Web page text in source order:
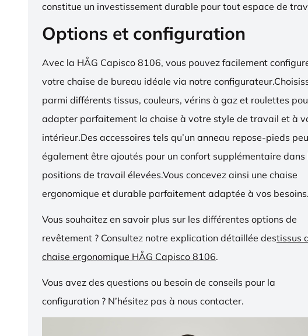
constitue un investissement durable pour tout espace de
Options et configuration
Avec la HÅG Capisco 8106, vous pouvez facilement
votre chaise de bureau idéale via notre
parmi différents tissus, couleurs, vérins à gaz et roulettes
adapter parfaitement la chaise à votre style de travail et à
intérieur.Des accessoires tels qu’un anneau repose-pieds
également être ajoutés pour un confort supplémentaire dans
positions de travail élevées.Vous concevez ainsi une chaise
ergonomique et durable parfaitement adaptée à vos besoins.
Vous souhaitez en savoir plus sur les différentes options de
revêtement ? Consultez notre explication détaillée destissus
chaise ergonomique HÅG Capisco 8106.
Vous avez des questions ou besoin de conseils pour la
configuration ? N’hésitez pas à nous contacter.